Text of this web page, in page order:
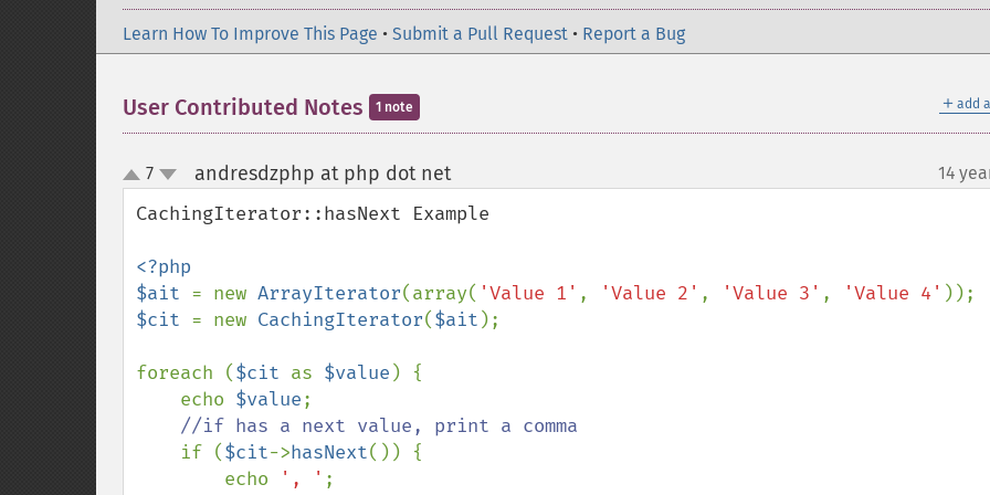
Learn How To Improve This Page • Submit a Pull Request • Report a Bug
＋ add
User Contributed Notes 1 note
up
down
7 andresdzphp at php dot net¶ 14
CachingIterator::hasNext Example
<?php
$ait = new ArrayIterator(array( 'Value 1' , 'Value 2' , 'Value 3' , 'Value 4'
$cit = new CachingIterator($ait );
foreach ($cit as $value ) {
    echo
$value;
//if has a next value, print a comma
if ($cit->hasNext()) {
        echo
', ' ;